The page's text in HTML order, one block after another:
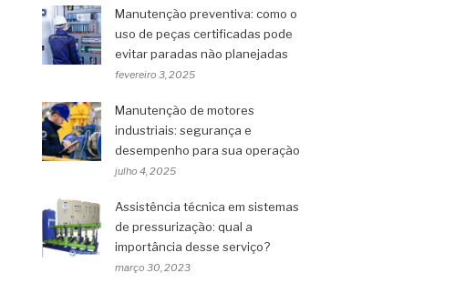
Manutenção preventiva: como o
uso de peças certificadas pode
evitar paradas não planejadas
fevereiro 3, 2025
Manutenção de motores
industriais: segurança e
desempenho para sua operação
julho 4, 2025
Assistência técnica em sistemas
de pressurização: qual a
importância desse serviço?
março 30, 2023